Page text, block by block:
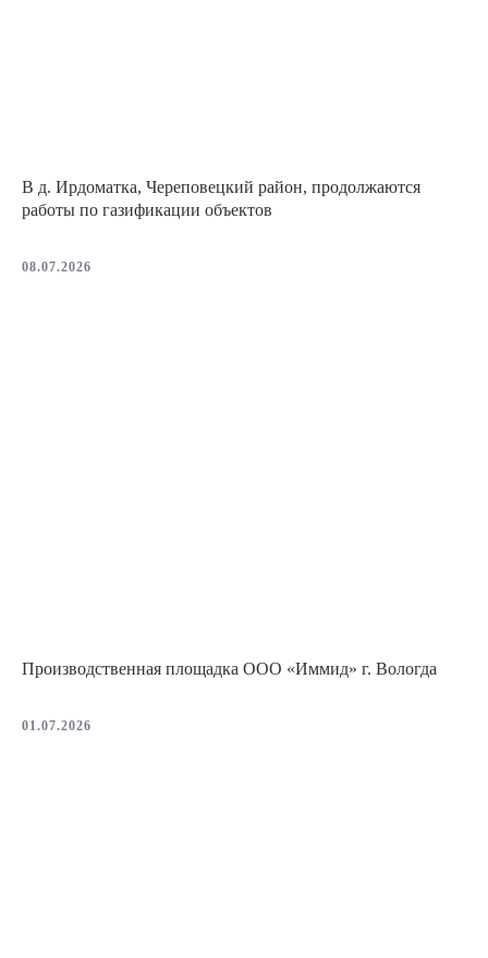
В д. Ирдоматка, Череповецкий район, продолжаются
работы по газификации объектов
08.07.2026
Производственная площадка ООО «Иммид» г. Вологда
01.07.2026